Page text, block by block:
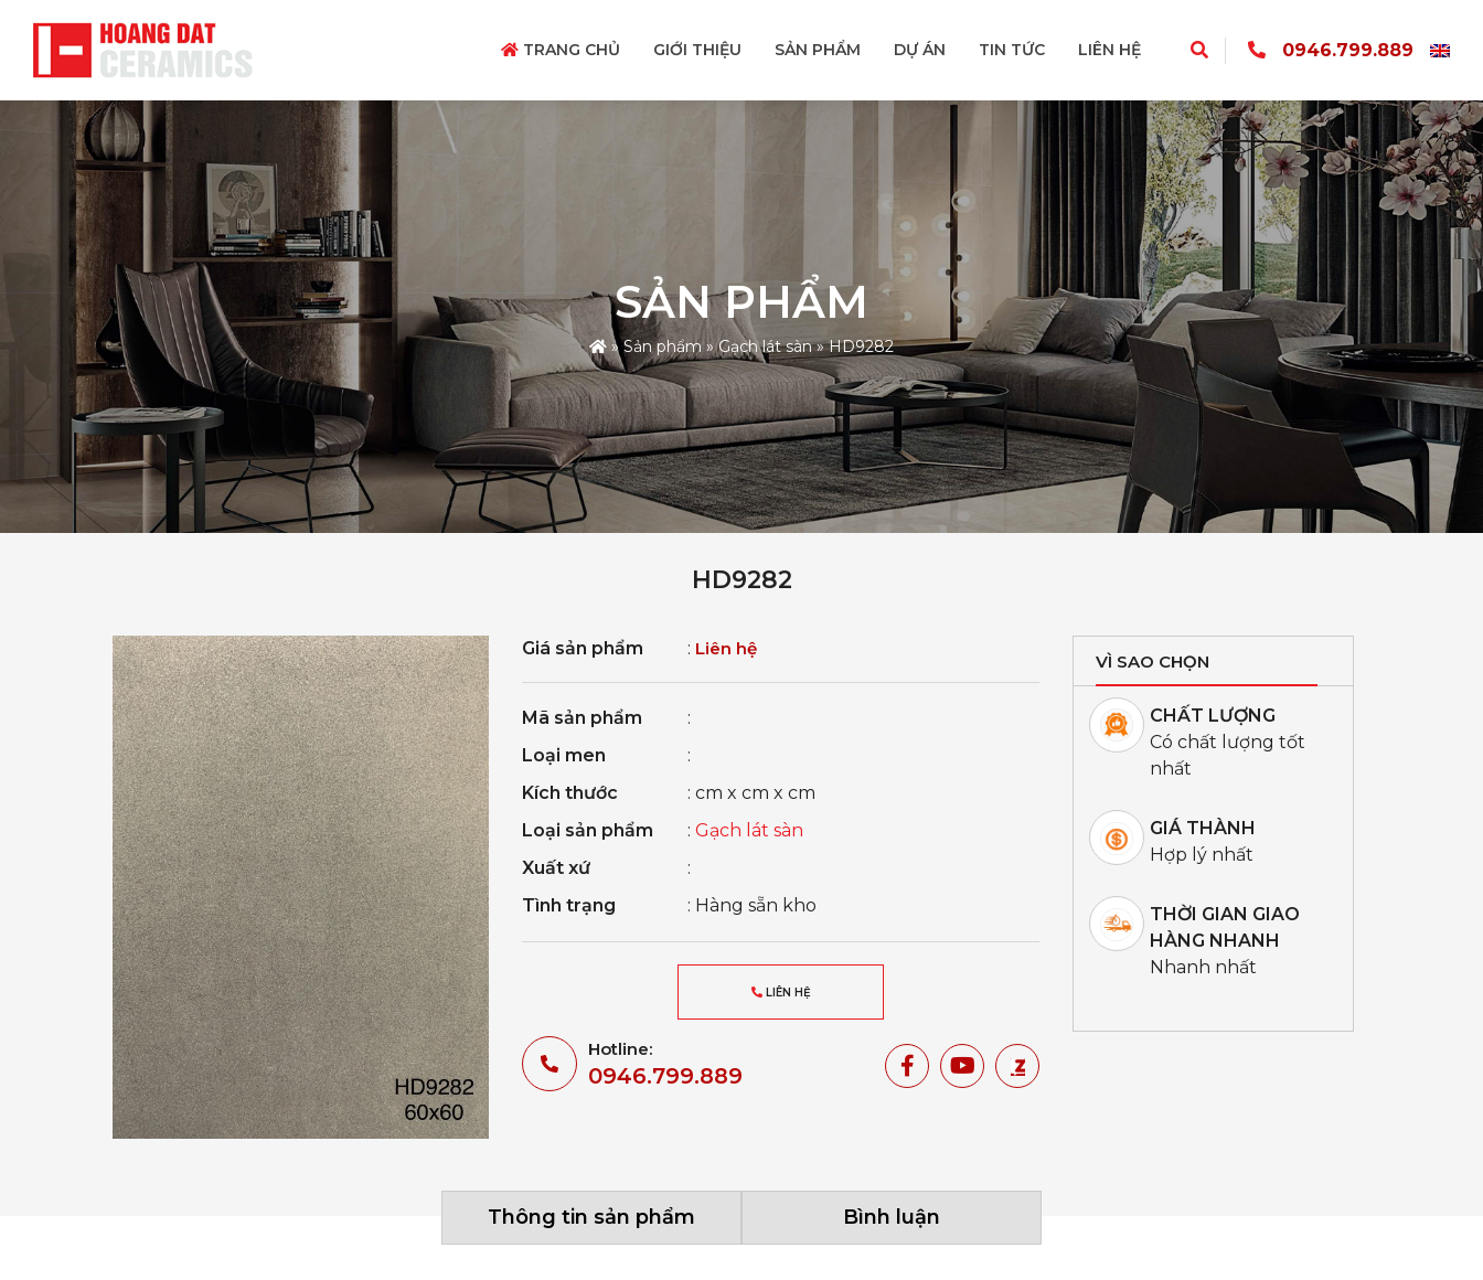
TRANG CHỦ GIỚI THIỆU SẢN PHẨM DỰ ÁN TIN TỨC LIÊN HỆ 0946.799.889
SẢN PHẨM
» Sản phẩm » Gạch lát sàn » HD9282
HD9282
Giá sản phẩm : Liên hệ
Mã sản phẩm
:
Loại men
:
Kích thước
: cm x cm x cm
Loại sản phẩm
:Gạch lát sàn
Xuất xứ
:
Tình trạng
: Hàng sẵn kho
LIÊN HỆ
Hotline:
0946.799.889
VÌ SAO CHỌN
CHẤT LƯỢNG
Có chất lượng tốt
nhất
GIÁ THÀNH
Hợp lý nhất
THỜI GIAN GIAO
HÀNG NHANH
Nhanh nhất
Thông tin sản phẩm Bình luận